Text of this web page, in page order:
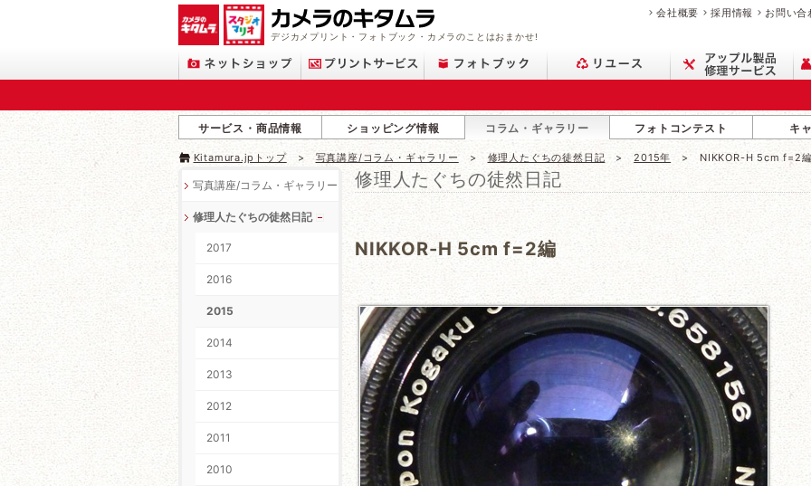
デジカメプリント・フォトブック・カメラのことはおまかせ!
会社概要 採用情報 お問い合
サービス・商品情報 ショッピング情報 コラム・ギャラリー フォトコンテスト キ
Kitamura.jpトップ 写真講座/コラム・ギャラリー 修理人たぐちの徒然日記 2015年 NIKKOR-H 5cm f=2
修理人たぐちの徒然日記
NIKKOR-H 5cm f=2編
写真講座/コラム・ギャラリー
修理人たぐちの徒然日記
2017
2016
2015
2014
2013
2012
2011
2010